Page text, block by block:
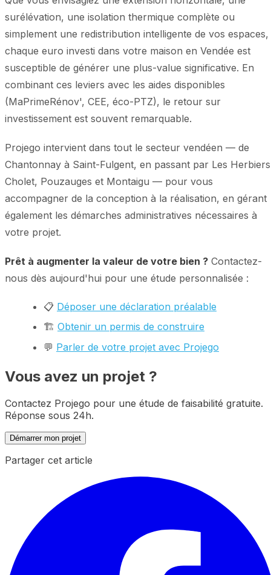
surélévation, une isolation thermique complète ou
simplement une redistribution intelligente de vos espaces,
chaque euro investi dans votre maison en Vendée est
susceptible de générer une plus-value significative. En
combinant ces leviers avec les aides disponibles
(MaPrimeRénov', CEE, éco-PTZ), le retour sur
investissement est souvent remarquable.
Projego intervient dans tout le secteur vendéen — de
Chantonnay à Saint-Fulgent, en passant par Les
Cholet, Pouzauges et Montaigu — pour vous
accompagner de la conception à la réalisation, en gérant
également les démarches administratives nécessaires à
votre projet.
Prêt à augmenter la valeur de votre bien ? Contactez-
nous dès aujourd'hui pour une étude personnalisée :
📋 Déposer une déclaration préalable
🏗️ Obtenir un permis de construire
💬 Parler de votre projet avec Projego
Vous avez un projet ?
Contactez Projego pour une étude de faisabilité gratuite.
Réponse sous 24h.
Démarrer mon projet
Partager cet article